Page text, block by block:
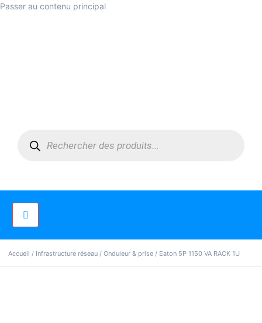
Passer au contenu principal
Accueil / Infrastructure réseau / Onduleur & prise / Eaton 5P 1150 VA RACK 1U